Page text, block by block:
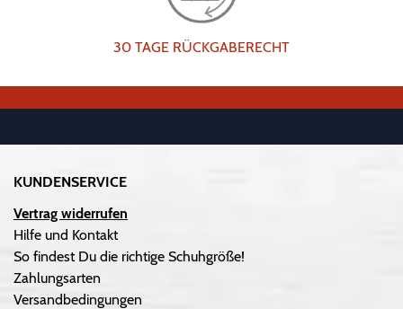
30 TAGE RÜCKGABERECHT
KUNDENSERVICE
Vertrag widerrufen
Hilfe und Kontakt
So findest Du die richtige Schuhgröße!
Zahlungsarten
Versandbedingungen